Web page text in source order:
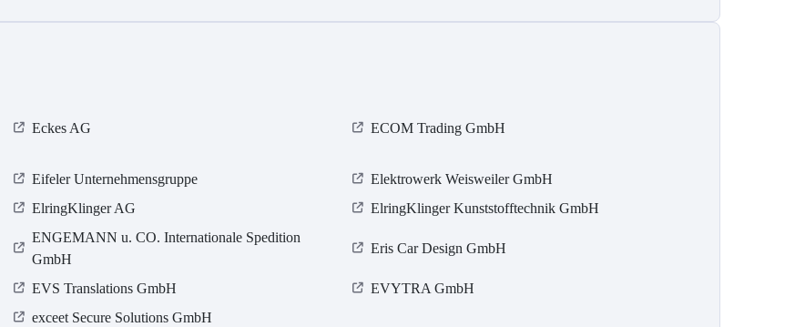
Eckes AG ECOM Trading GmbH
Eifeler Unternehmensgruppe
Elektrowerk Weisweiler GmbH
ElringKlinger AG ElringKlinger Kunststofftechnik GmbH
ENGEMANN u. CO. Internationale Spedition
GmbH
Eris Car Design GmbH
EVS Translations GmbH
EVYTRA GmbH
exceet Secure Solutions GmbH